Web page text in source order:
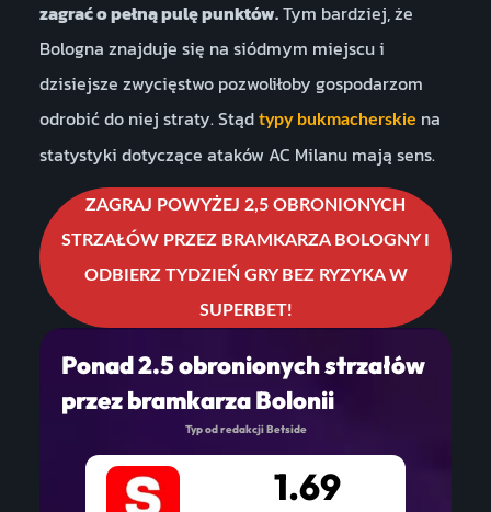
zagrać o pełną pulę punktów.Tym bardziej, że
Bologna znajduje się na siódmym miejscu i
dzisiejsze zwycięstwo pozwoliłoby gospodarzom
odrobić do niej straty. Stąd typy bukmacherskie na
statystyki dotyczące ataków AC Milanu mają sens.
ZAGRAJ POWYŻEJ 2,5 OBRONIONYCH
STRZAŁÓW PRZEZ BRAMKARZA BOLOGNY I
ODBIERZ TYDZIEŃ GRY BEZ RYZYKA W
SUPERBET!
Ponad 2.5 obronionych strzałów
przez bramkarza Bolonii
Typ od redakcji Betside
1.69